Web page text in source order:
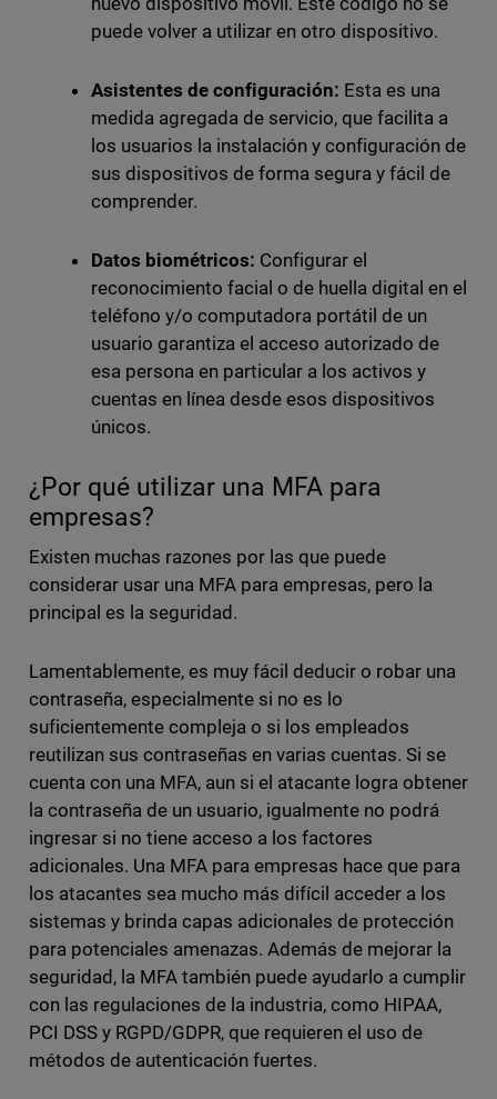
puede volver a utilizar en otro dispositivo.
Asistentes de configuración: Esta es una
medida agregada de servicio, que facilita a
los usuarios la instalación y configuración de
sus dispositivos de forma segura y fácil de
comprender.
Datos biométricos: Configurar el
reconocimiento facial o de huella digital en el
teléfono y/o computadora portátil de un
usuario garantiza el acceso autorizado de
esa persona en particular a los activos y
cuentas en línea desde esos dispositivos
únicos.
¿Por qué utilizar una MFA para
empresas?
Existen muchas razones por las que puede
considerar usar una MFA para empresas, pero la
principal es la seguridad.
Lamentablemente, es muy fácil deducir o robar una
contraseña, especialmente si no es lo
suficientemente compleja o si los empleados
reutilizan sus contraseñas en varias cuentas. Si se
cuenta con una MFA, aun si el atacante logra obtener
la contraseña de un usuario, igualmente no podrá
ingresar si no tiene acceso a los factores
adicionales. Una MFA para empresas hace que para
los atacantes sea mucho más difícil acceder a los
sistemas y brinda capas adicionales de protección
para potenciales amenazas. Además de mejorar la
seguridad, la MFA también puede ayudarlo a cumplir
con las regulaciones de la industria, como HIPAA,
PCI DSS y RGPD/GDPR, que requieren el uso de
métodos de autenticación fuertes.